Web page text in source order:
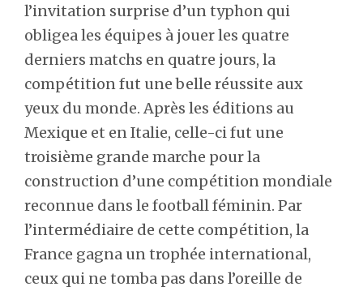
l’invitation surprise d’un typhon qui
obligea les équipes à jouer les quatre
derniers matchs en quatre jours, la
compétition fut une belle réussite aux
yeux du monde. Après les éditions au
Mexique et en Italie, celle-ci fut une
troisième grande marche pour la
construction d’une compétition mondiale
reconnue dans le football féminin. Par
l’intermédiaire de cette compétition, la
France gagna un trophée international,
ceux qui ne tomba pas dans l’oreille de